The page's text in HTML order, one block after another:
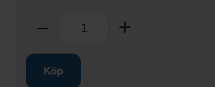
Ta bort
Köp